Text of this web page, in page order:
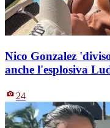
Nico Gonzalez
anche l'esplosiva
24